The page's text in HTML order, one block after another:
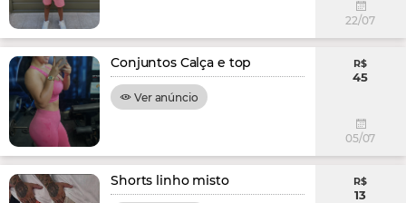
22/07
Conjuntos Calça e top
Ver anúncio
R$
45
05/07
Shorts linho misto R$
13